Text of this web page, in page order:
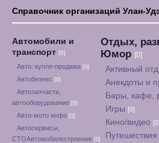
Справочник организаций Улан-
Автомобили и
транспорт [0]
Авто: купля-продажа [0]
Автобизнес [0]
Автозапчасти,
автооборудование [0]
Авто-мото инфо [0]
Автосервисы,
СТОАвтомобилестроение [0]
Отдых,
Юмор [0]
Активный
Анекдоты и
Бары, кафе,
Игры [0]
Кино/видео [0]
Путешествия